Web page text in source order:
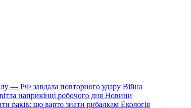
— РФ завдала повторного удару Війна
наприкінці робочого дня Новини
раків: що варто знати рибалкам Екологія